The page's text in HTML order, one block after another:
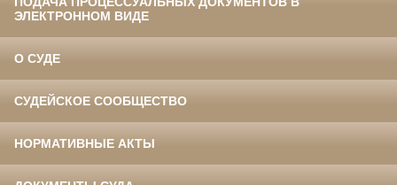
ЭЛЕКТРОННОМ ВИДЕ
О СУДЕ
СУДЕЙСКОЕ СООБЩЕСТВО
НОРМАТИВНЫЕ АКТЫ